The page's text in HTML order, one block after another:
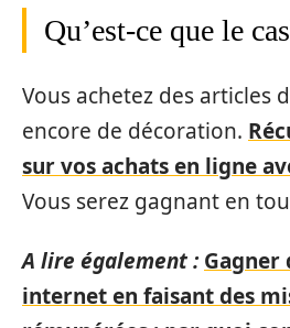
Qu’est-ce que le
Vous achetez des articles
encore de décoration.
sur vos achats en ligne
Vous serez gagnant en
A lire également : Gagner
internet en faisant des